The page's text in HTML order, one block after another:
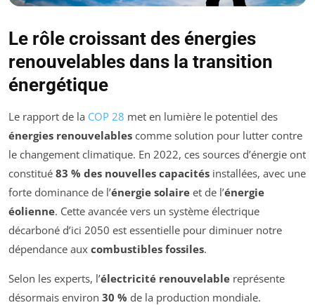
Le rôle croissant des énergies
renouvelables dans la transition
énergétique
Le rapport de la COP 28 met en lumière le potentiel des
énergies renouvelables comme solution pour lutter contre
le changement climatique. En 2022, ces sources d’énergie ont
constitué 83 % des nouvelles capacités installées, avec une
forte dominance de l’énergie solaire et de l’énergie
éolienne. Cette avancée vers un système électrique
décarboné d’ici 2050 est essentielle pour diminuer notre
dépendance aux combustibles fossiles.
Selon les experts, l’électricité renouvelable représente
désormais environ 30 % de la production mondiale.